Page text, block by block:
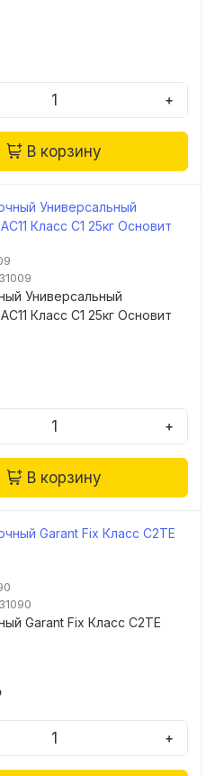
+
В корзину
Класс С1 25кг Основит
+
В корзину
Garant Fix Класс C2TE
+